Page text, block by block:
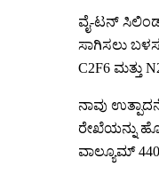
ವೈ-ಟನ್
ಸಾಗಿಸಲು
C2F6 ಮತ್ತು
ನಾವು
ರೇಖೆಯನ್ನು
ವಾಲ್ಯೂಮ್